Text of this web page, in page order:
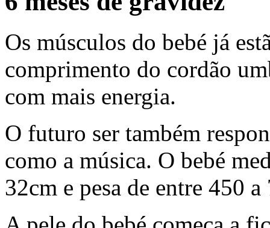
Os músculos do bebé já
comprimento do cordão
com mais energia.
O futuro ser também
como a música. O bebé
32cm e pesa de entre 450 a